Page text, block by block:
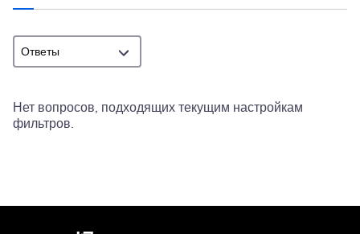
Нет вопросов, подходящих текущим настройкам
фильтров.